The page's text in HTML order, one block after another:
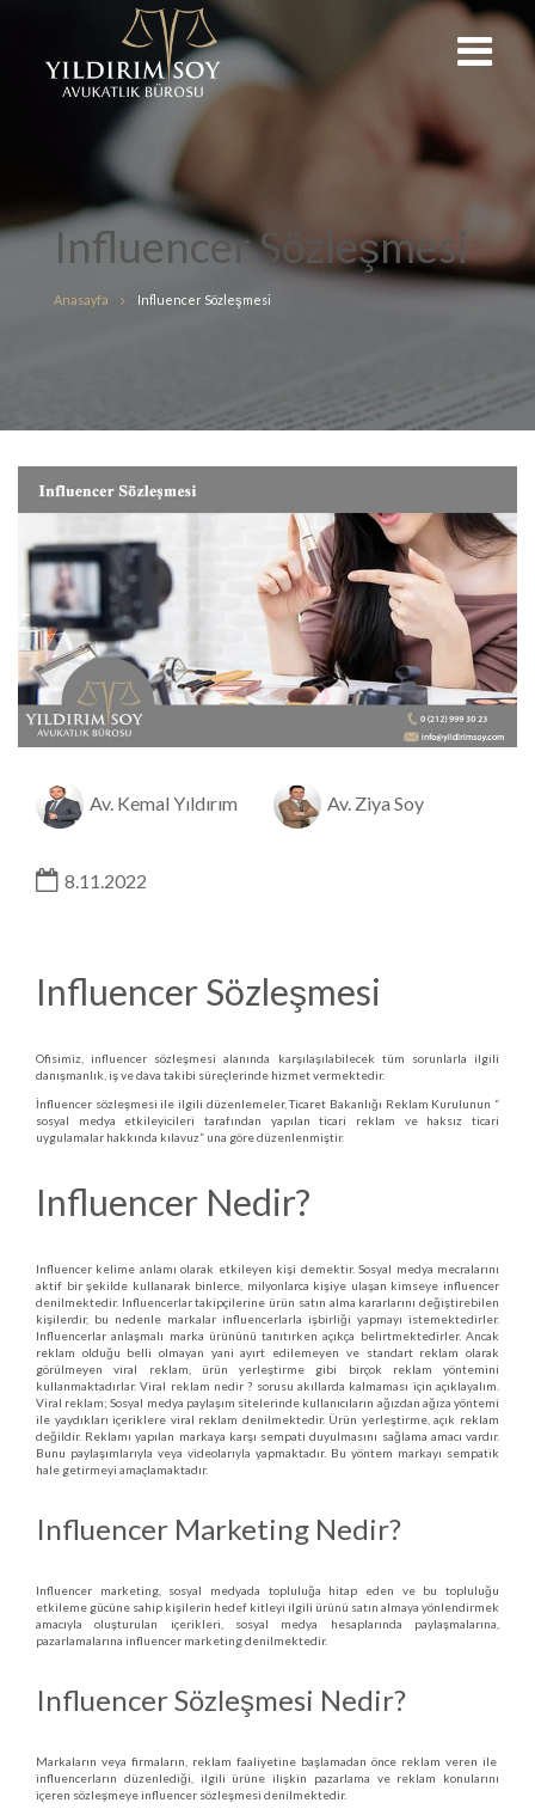
Influencer Sözleşmesi
Anasayfa Influencer Sözleşmesi
Av. Kemal Yıldırım Av. Ziya Soy
8.11.2022
Influencer Sözleşmesi
Ofisimiz, influencer sözleşmesi alanında karşılaşılabilecek tüm sorunlarla ilgili
danışmanlık, iş ve dava takibi süreçlerinde hizmet vermektedir.
İnfluencer sözleşmesi ile ilgili düzenlemeler, Ticaret Bakanlığı Reklam Kurulunun “
sosyal medya etkileyicileri tarafından yapılan ticari reklam ve haksız ticari
uygulamalar hakkında kılavuz” una göre düzenlenmiştir.
Influencer Nedir?
Influencer kelime anlamı olarak etkileyen kişi demektir. Sosyal medya mecralarını
aktif bir şekilde kullanarak binlerce, milyonlarca kişiye ulaşan kimseye influencer
denilmektedir. Influencerlar takipçilerine ürün satın alma kararlarını değiştirebilen
kişilerdir, bu nedenle markalar influencerlarla işbirliği yapmayı istemektedirler.
Influencerlar anlaşmalı marka ürününü tanıtırken açıkça belirtmektedirler. Ancak
reklam olduğu belli olmayan yani ayırt edilemeyen ve standart reklam olarak
görülmeyen viral reklam, ürün yerleştirme gibi birçok reklam yöntemini
kullanmaktadırlar. Viral reklam nedir ? sorusu akıllarda kalmaması için açıklayalım.
Viral reklam; Sosyal medya paylaşım sitelerinde kullanıcıların ağızdan ağıza yöntemi
ile yaydıkları içeriklere viral reklam denilmektedir. Ürün yerleştirme, açık reklam
değildir. Reklamı yapılan markaya karşı sempati duyulmasını sağlama amacı vardır.
Bunu paylaşımlarıyla veya videolarıyla yapmaktadır. Bu yöntem markayı sempatik
hale getirmeyi amaçlamaktadır.
Influencer Marketing Nedir?
Influencer marketing, sosyal medyada topluluğa hitap eden ve bu topluluğu
etkileme gücüne sahip kişilerin hedef kitleyi ilgili ürünü satın almaya yönlendirmek
amacıyla oluşturulan içerikleri, sosyal medya hesaplarında paylaşmalarına,
pazarlamalarına influencer marketing denilmektedir.
Influencer Sözleşmesi Nedir?
Markaların veya firmaların, reklam faaliyetine başlamadan önce reklam veren ile
influencerların düzenlediği, ilgili ürüne ilişkin pazarlama ve reklam konularını
içeren sözleşmeye influencer sözleşmesi denilmektedir.